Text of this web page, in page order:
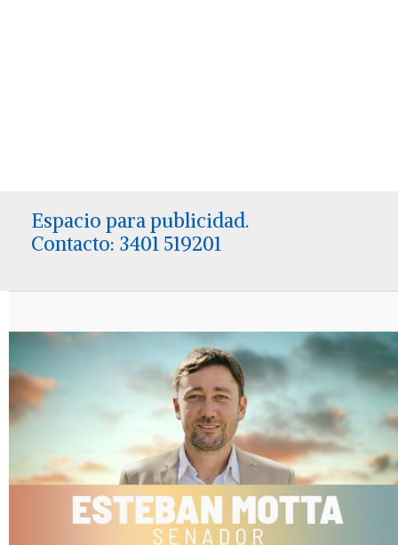
Espacio para publicidad.
Contacto: 3401 519201